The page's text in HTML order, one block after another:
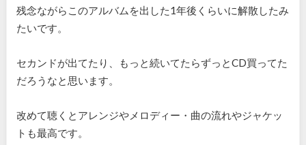
残念ながらこのアルバムを出した1年後くらいに解散したみ
たいです。
セカンドが出てたり、もっと続いてたらずっとCD買ってた
だろうなと思います。
改めて聴くとアレンジやメロディー・曲の流れやジャケッ
トも最高です。